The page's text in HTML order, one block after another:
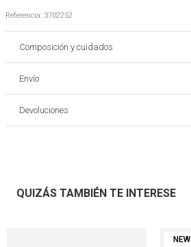
Referencia: 3702252
Composición y cuidados
Envío
Devoluciones
QUIZÁS TAMBIÉN TE INTERESE
NEW